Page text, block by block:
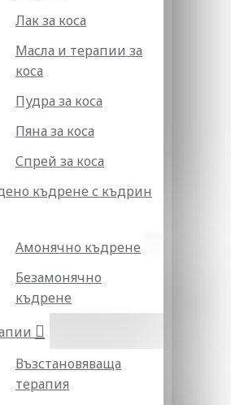
Лак за коса
Масла и терапии за
коса
Пудра за коса
Пяна за коса
Спрей за коса
къдрене с къдрин
Амонячно къдрене
Безамонячно
къдрене
Възстановяваща
терапия